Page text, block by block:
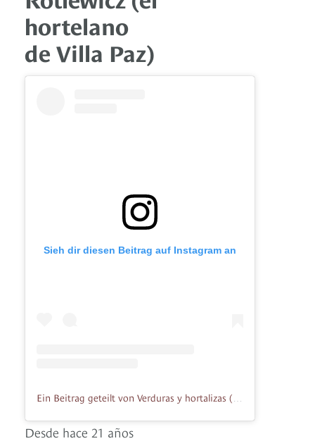
hortelano
de Villa Paz)
Sieh dir diesen Beitrag auf Instagram an
Desde hace 21 años